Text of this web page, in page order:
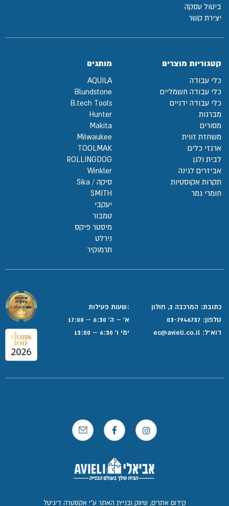
ביטול עסקה
יצירת קשר
קטגוריות מוצרים
כלי עבודה
כלי עבודה חשמליים
כלי עבודה ידניים
מברגות
מסורים
משחזת זווית
ארגזי כלים
לבית ולגן
אביזרים לגינה
תקרות אקוסטיות
חומרי גמר
מותגים
AQUILA
Blundstone
B.tech Tools
Hunter
Makita
Milwaukee
TOOLMAK
ROLLINGDOG
Winkler
סיקה / Sika
SMITH
יעקבי
טמבור
מיסטר פיקס
נירלט
תרמוקיר
כתובת: המרכבה 2, חולון
טלפון: 03-7946737
דוא”ל:
:שעות פעילות
א' – ה' 6:30 – 17:00
ימי ו' 6:30 – 13:00
קידום אתרים, שיווק ובניית האתר ע"י אקסטרה דיגיטל